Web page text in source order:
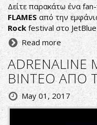
Δείτε παρακάτω ένα
FLAMESαπό την
Rock festival στο
Read more
ΒΙΝΤΕΟ ΑΠΟ
May 01, 2017